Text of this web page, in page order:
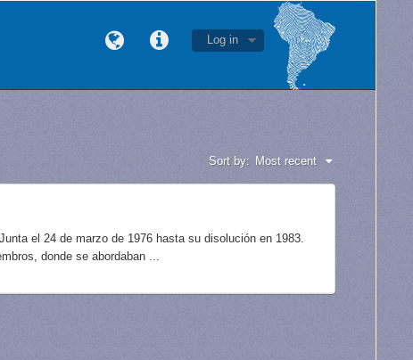
Log in
Sort by: Most recent
el 24 de marzo de 1976 hasta su disolución en 1983.
donde se abordaban ...